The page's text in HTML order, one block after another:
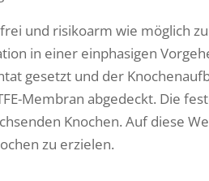
und risikoarm wie möglich
in einer einphasigen
gesetzt und der
Membran abgedeckt. Die
Knochen. Auf diese
zu erzielen.